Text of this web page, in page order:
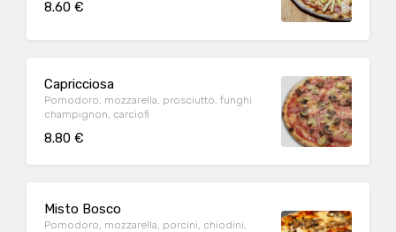
8.60 €
Capricciosa
Pomodoro, mozzarella, prosciutto, funghi
champignon, carciofi
8.80 €
Misto Bosco
Pomodoro, mozzarella, porcini, chiodini,